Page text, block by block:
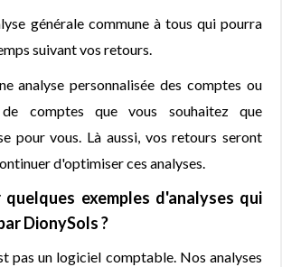
générale commune à tous qui pourra
suivant vos retours.
analyse personnalisée des comptes ou
de comptes que vous souhaitez que
pour vous. Là aussi, vos retours seront
d'optimiser ces analyses.
exemples d'analyses qui
DionySols ?
pas un logiciel comptable. Nos analyses